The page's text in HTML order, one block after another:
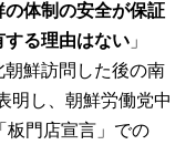
体制の安全が保証
する理由はない 」
朝鮮訪問した後の南
明し、朝鮮労働党中
板門店宣言」での